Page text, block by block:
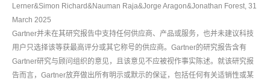
Lerner&Simon Richard&Nauman Raja&Jorge Aragon&Jonathan Forest, 31
March 2025
Gartner并未在其研究报告中支持任何供应商、产品或服务，也并未建议科技
用户只选择该等获最高评分或其它称号的供应商。Gartner的研究报告含有
Gartner研究与顾问组织的意见，且该意见不应被视作事实陈述。就该研究报
告而言，Gartner放弃做出所有明示或默示的保证，包括任何有关适销性或某